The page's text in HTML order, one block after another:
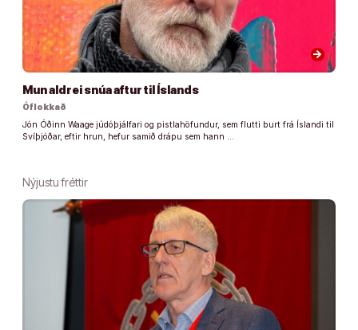
arrow_forward
Mun aldrei snúa aftur til Íslands
Óflokkað
Jón Óðinn Waage júdóþjálfari og pistlahöfundur, sem flutti burt frá Íslandi til
Svíþjóðar, eftir hrun, hefur samið drápu sem hann …
Nýjustu fréttir